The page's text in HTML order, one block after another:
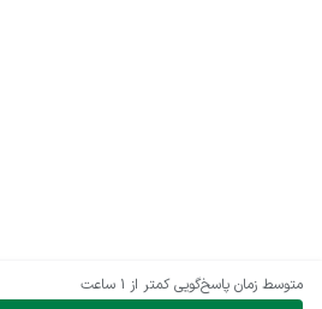
متوسط زمان پاسخ‌گویی کمتر از 1 ساعت